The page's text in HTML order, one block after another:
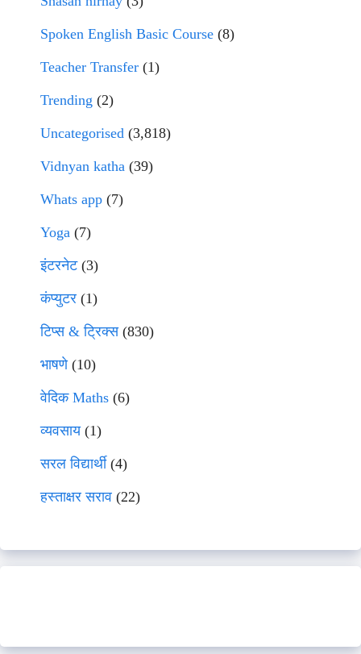
Spoken English Basic Course (8)
Teacher Transfer (1)
Trending (2)
Uncategorised (3,818)
Vidnyan katha (39)
Whats app (7)
Yoga (7)
इंटरनेट(3)
कंप्युटर (1)
टिप्स & ट्रिक्स(830)
भाषणे(10)
वेदिक Maths (6)
व्यवसाय(1)
सरल विद्यार्थी(4)
हस्ताक्षर सराव (22)